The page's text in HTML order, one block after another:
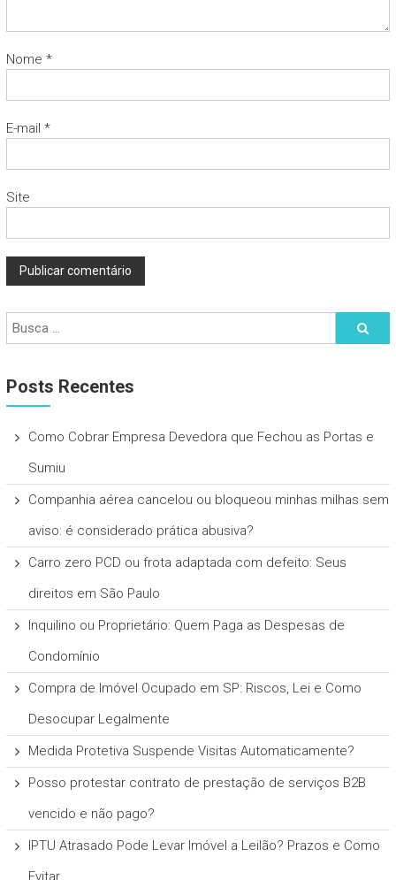
Nome *
E-mail *
Site
Posts Recentes
Como Cobrar Empresa Devedora que Fechou as Portas e
Sumiu
Companhia aérea cancelou ou bloqueou minhas milhas sem
aviso: é considerado prática abusiva?
Carro zero PCD ou frota adaptada com defeito: Seus
direitos em São Paulo
Inquilino ou Proprietário: Quem Paga as Despesas de
Condomínio
Compra de Imóvel Ocupado em SP: Riscos, Lei e Como
Desocupar Legalmente
Medida Protetiva Suspende Visitas Automaticamente?
Posso protestar contrato de prestação de serviços B2B
vencido e não pago?
IPTU Atrasado Pode Levar Imóvel a Leilão? Prazos e Como